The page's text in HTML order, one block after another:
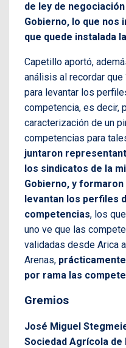
de ley de
Gobierno, lo que nos
que quede instalada
Capetillo aportó,
análisis al recordar que
para levantar los
competencia, es decir,
caracterización de un
competencias para
juntaron
los sindicatos de la
Gobierno, y
levantan los perfiles
competencias, los
uno ve que las
validadas desde Arica
Arenas,
por rama las
Gremios
José Miguel
Sociedad Agrícola de